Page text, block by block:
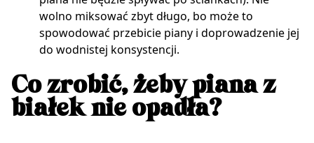
wolno miksować zbyt długo, bo może to
spowodować przebicie piany i doprowadzenie jej
do wodnistej konsystencji.
Co zrobić, żeby piana z
białek nie opadła?